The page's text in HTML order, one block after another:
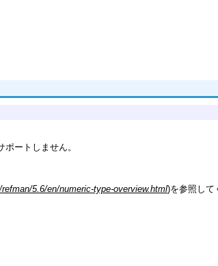
ートしません。
5.6/en/numeric-type-overview.html)を参照して